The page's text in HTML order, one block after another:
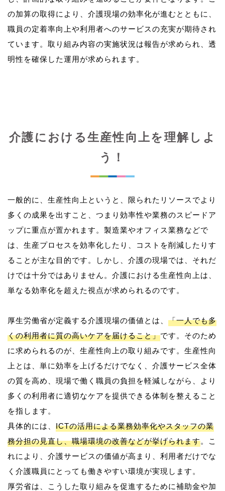
の加算の取得により、介護現場の効率化が進むとともに、
職員の定着率向上や利用者へのサービスの充実が期待され
ています。取り組み内容の実施状況は報告が求められ、透
介護における生産性向上を理解しよ
う！
一般的に、生産性向上というと、限られたリソースでより
多くの成果を出すこと、つまり効率性や業務のスピードア
ップに重点が置かれます。製造業やオフィス業務などで
は、生産プロセスを効率化したり、コストを削減したりす
ることが主な目的です。しかし、介護の現場では、それだ
けでは十分ではありません。介護における生産性向上は、
単なる効率化を超えた視点が求められるのです。
厚生労働省が定義する介護現場の価値とは、 「一人でも多
くの利用者に質の高いケアを届けること」です。そのため
に求められるのが、生産性向上の取り組みです。生産性向
上とは、単に効率を上げるだけでなく、介護サービス全体
の質を高め、現場で働く職員の負担を軽減しながら、より
多くの利用者に適切なケアを提供できる体制を整えること
を指します。
具体的には、 ICTの活用による業務効率化やスタッフの業
務分担の見直し、職場環境の改善などが挙げられます。こ
れにより、介護サービスの価値が高まり、利用者だけでな
く介護職員にとっても働きやすい環境が実現します。
厚労省は、こうした取り組みを促進するために補助金や加